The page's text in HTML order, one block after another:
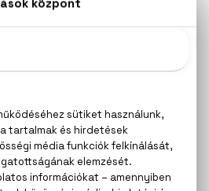
Parfümös testpermet
250 ml
3.900 Ft